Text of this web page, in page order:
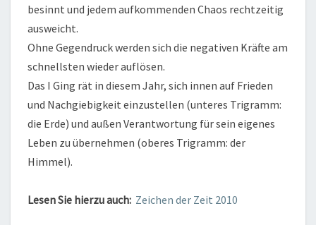
besinnt und jedem aufkommenden Chaos rechtzeitig
ausweicht.
Ohne Gegendruck werden sich die negativen Kräfte am
schnellsten wieder auflösen.
Das I Ging rät in diesem Jahr, sich innen auf Frieden
und Nachgiebigkeit einzustellen (unteres Trigramm:
die Erde) und außen Verantwortung für sein eigenes
Leben zu übernehmen (oberes Trigramm: der
Himmel).
Lesen Sie hierzu auch: Zeichen der Zeit 2010